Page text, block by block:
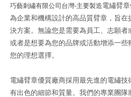
巧藝刺繡有限公司台灣-主要製造電繡臂
為企業和機構設計的高品質臂章，旨
決方案。無論您是需要為員工、志願者
或者是想要為您的品牌或活動增添一些
您的理想選擇。
電繡臂章優質廠商採用最先進的電繡
有出色的細節和質量。我們的專業團